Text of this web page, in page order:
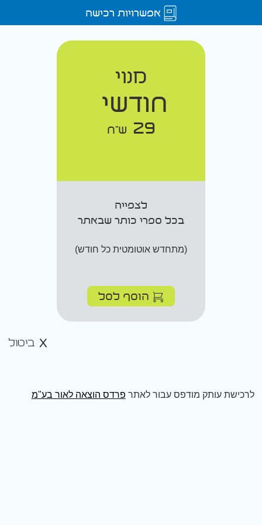
אפשרויות רכישה
מנוי
חודשי
29 ש"ח
לצפייה
בכל ספרי כותר שבאתר
(מתחדש אוטומטית כל חודש)
הוסף לסל
ביטול
לרכישת עותק מודפס עבור לאתר פרדס הוצאה לאור בע"מ